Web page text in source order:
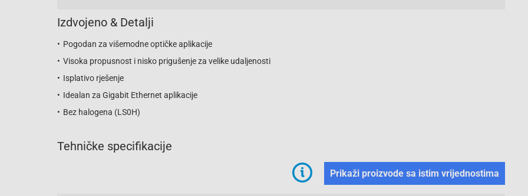
Izdvojeno & Detalji
Pogodan za višemodne optičke aplikacije
Visoka propusnost i nisko prigušenje za velike udaljenosti
Isplativo rješenje
Idealan za Gigabit Ethernet aplikacije
Bez halogena (LS0H)
Tehničke specifikacije
Prikaži proizvode sa istim vrijednostima